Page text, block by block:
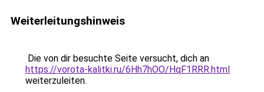
Weiterleitungshinweis
Die von dir besuchte Seite versucht, dich an
https://vorota-kalitki.ru/6Hh7hOO/HqF1RRR.html
weiterzuleiten.